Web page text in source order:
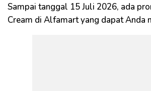
Sampai tanggal 15 Juli 2026, ada
Cream di Alfamart yang dapat Anda